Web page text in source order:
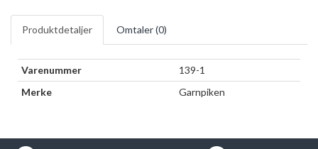
Produktdetaljer Omtaler (0)
Varenummer
139-1
Merke
Garnpiken